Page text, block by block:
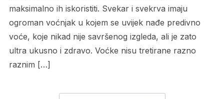
maksimalno ih iskoristiti. Svekar i svekrva imaju
ogroman voćnjak u kojem se uvijek nađe predivno
voće, koje nikad nije savršenog izgleda, ali je zato
ultra ukusno i zdravo. Voćke nisu tretirane razno
raznim […]